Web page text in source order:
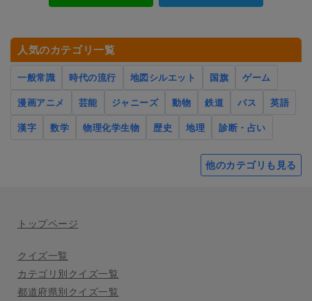
人気のカテゴリ一覧
一般常識 時代の流行 地図シルエット 国旗
ゲーム
漫画アニメ
芸能 ジャニーズ 動物 鉄道 バス
英語
漢字
数学 物理化学生物 歴史 地理 診断・占い
他のカテゴリも見る
トップページ
クイズ一覧
カテゴリ別クイズ一覧
都道府県別クイズ一覧